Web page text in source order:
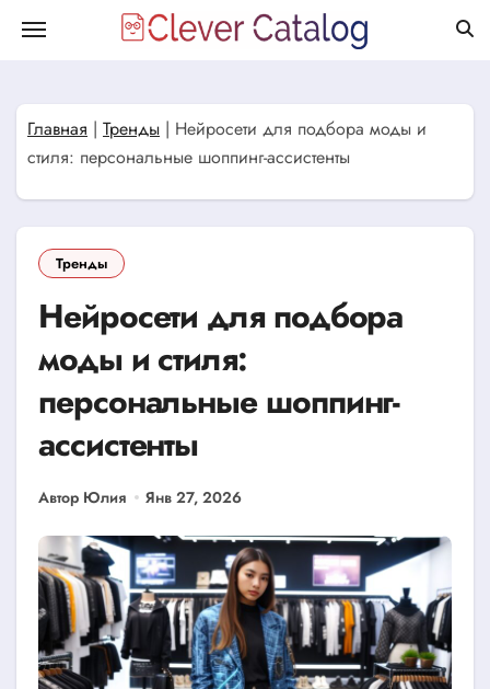
Главная | Тренды | Нейросети для подбора моды и
стиля: персональные шоппинг-ассистенты
Тренды
Нейросети для подбора
моды и стиля:
персональные шоппинг-
ассистенты
Автор Юлия Янв 27, 2026